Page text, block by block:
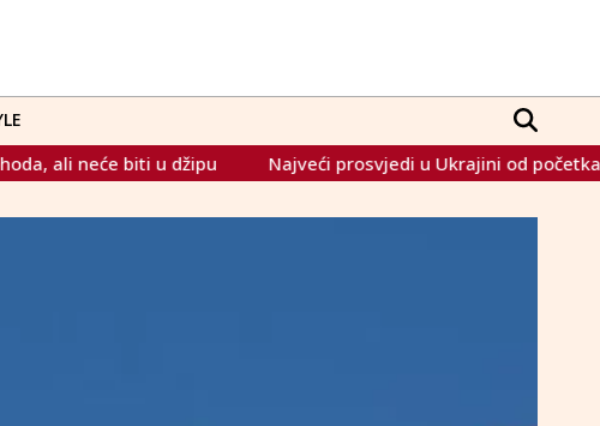
u džipu Najveći prosvjedi u Ukrajini od početka rata. EU